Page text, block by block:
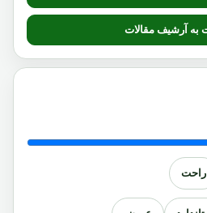
به آرشیف مقالات
راحت